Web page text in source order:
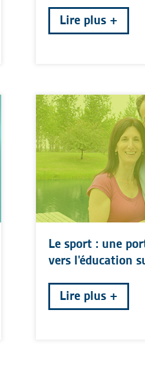
Lire plus
Le sport : une
vers l'éducation
Lire plus